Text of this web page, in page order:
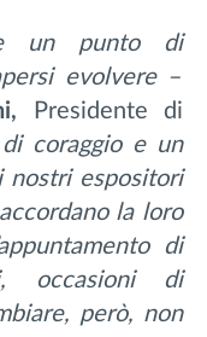
un punto di
evolvere–
Presidente di
coraggio e un
nostri espositori
la loro
di
occasioni di
però, non